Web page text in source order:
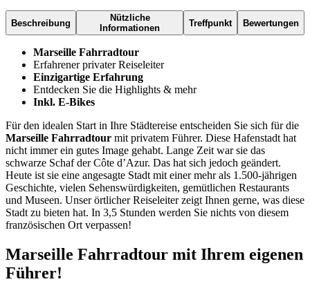
Beschreibung
Nützliche
Informationen
Treffpunkt Bewertungen
Marseille Fahrradtour
Erfahrener privater Reiseleiter
Einzigartige Erfahrung
Entdecken Sie die Highlights & mehr
Inkl. E-Bikes
Für den idealen Start in Ihre Städtereise entscheiden Sie sich für die
Marseille Fahrradtour mit privatem Führer. Diese Hafenstadt hat
nicht immer ein gutes Image gehabt. Lange Zeit war sie das
schwarze Schaf der Côte d’Azur. Das hat sich jedoch geändert.
Heute ist sie eine angesagte Stadt mit einer mehr als 1.500-jährigen
Geschichte, vielen Sehenswürdigkeiten, gemütlichen Restaurants
und Museen. Unser örtlicher Reiseleiter zeigt Ihnen gerne, was diese
Stadt zu bieten hat. In 3,5 Stunden werden Sie nichts von diesem
französischen Ort verpassen!
Marseille Fahrradtour mit Ihrem eigenen
Führer!